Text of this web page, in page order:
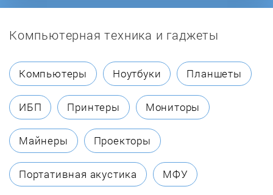
De'Longhi
Delta
Delta Lux
Dometic Waeco
Компьютерная техника и гаджеты
Компьютеры Ноутбуки Планшеты
ИБП Принтеры Мониторы
Майнеры Проекторы
Портативная акустика МФУ